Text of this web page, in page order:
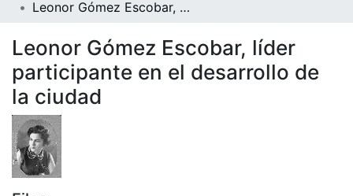
Leonor Gómez Escobar, líder participante en el desarrollo de la ciudad
Leonor Gómez Escobar, líder
participante en el desarrollo de
la ciudad